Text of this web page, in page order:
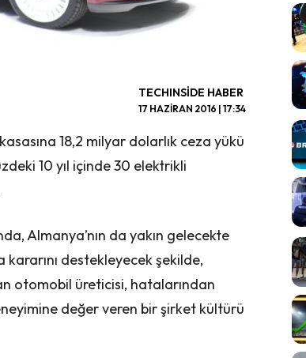
TECHINSIDE HABER
17 HAZIRAN 2016 | 17:34
18,2 milyar dolarlık ceza yükü
10 yıl içinde 30 elektrikli
Almanya’nın da yakın gelecekte
destekleyecek şekilde,
otomobil üreticisi, hatalarından
değer veren bir şirket kültürü